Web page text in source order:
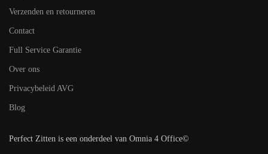
Verzenden en retourneren
Contact
Full Service Garantie
Over ons
Privacybeleid AVG
Blog
Perfect Zitten is een onderdeel van Omnia 4 Office©